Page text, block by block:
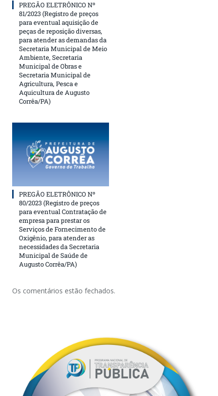
PREGÃO ELETRÔNICO Nº
81/2023 (Registro de preços
para eventual aquisição de
peças de reposição diversas,
para atender as demandas da
Secretaria Municipal de Meio
Ambiente, Secretaria
Municipal de Obras e
Secretaria Municipal de
Agricultura, Pesca e
Aquicultura de Augusto
Corrêa/PA)
PREGÃO ELETRÔNICO Nº
80/2023 (Registro de preços
para eventual Contratação de
empresa para prestar os
Serviços de Fornecimento de
Oxigênio, para atender as
necessidades da Secretaria
Municipal de Saúde de
Augusto Corrêa/PA)
Os comentários estão fechados.